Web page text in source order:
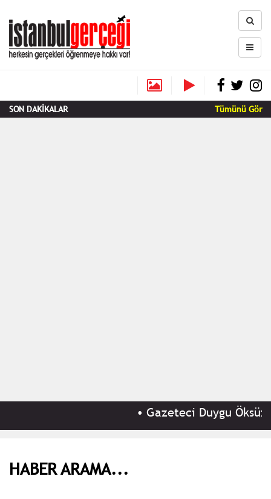
SON DAKİKALAR Tümünü Gör
Gazeteci Duygu Öksüz
HABER ARAMA...